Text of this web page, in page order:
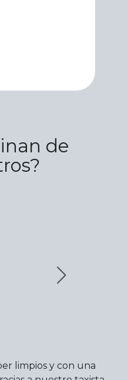
de
limpios y con una